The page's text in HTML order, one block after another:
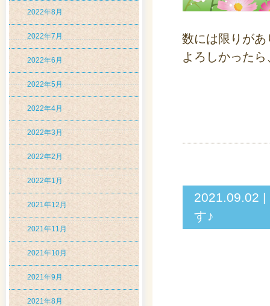
2022年8月
2022年7月
2022年6月
2022年5月
2022年4月
2022年3月
2022年2月
2022年1月
2021年12月
2021年11月
2021年10月
2021年9月
2021年8月
数には限りが
よろしかった
2021.09.02
す♪